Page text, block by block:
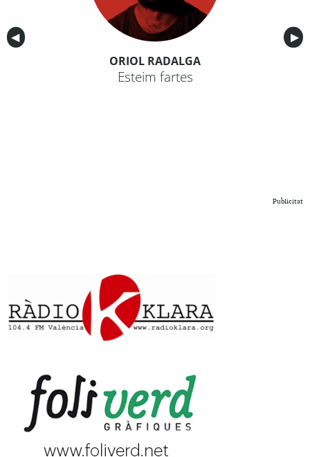
Anterior
◀︎ ▶︎
ORIOL RADALGA
Esteim fartes
Publicitat